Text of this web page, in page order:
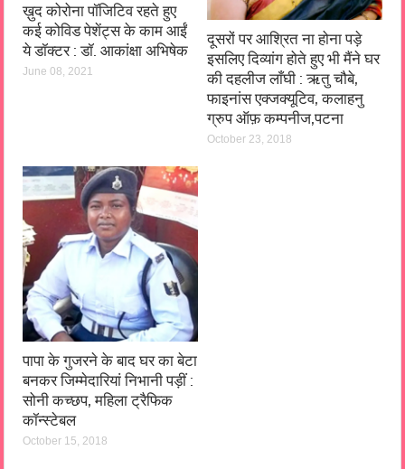
ख़ुद कोरोना पॉजिटिव रहते हुए
कई कोविड पेशेंट्स के काम आईं
ये डॉक्टर : डॉ. आकांक्षा अभिषेक
June 08, 2021
दूसरों पर आश्रित ना होना पड़े
इसलिए दिव्यांग होते हुए भी मैंने घर
की दहलीज लाँघी : ऋतु चौबे,
फाइनांस एक्जक्यूटिव, कलाहनु
ग्रुप ऑफ़ कम्पनीज,पटना
October 23, 2018
पापा के गुजरने के बाद घर का बेटा
बनकर जिम्मेदारियां निभानी पड़ीं :
सोनी कच्छप, महिला ट्रैफिक
कॉन्स्टेबल
October 15, 2018